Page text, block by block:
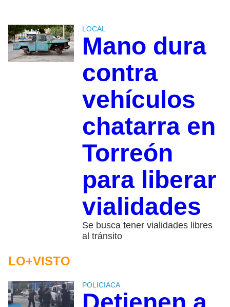
LOCAL
Mano dura
contra
vehículos
chatarra en
Torreón
para liberar
vialidades
Se busca tener vialidades libres
al tránsito
LO+VISTO
POLICIACA